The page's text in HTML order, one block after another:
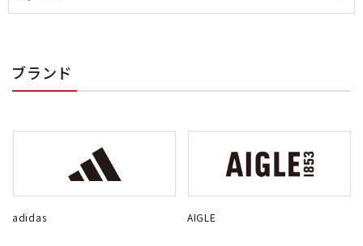
ブランド
adidas AIGLE